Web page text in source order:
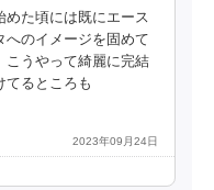
めた頃には既にエース
へのイメージを固めて
こうやって綺麗に完結
てるところも
2023年09月24日